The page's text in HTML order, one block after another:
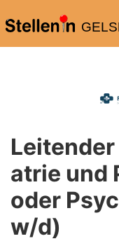
atrie und
oder
w/d)